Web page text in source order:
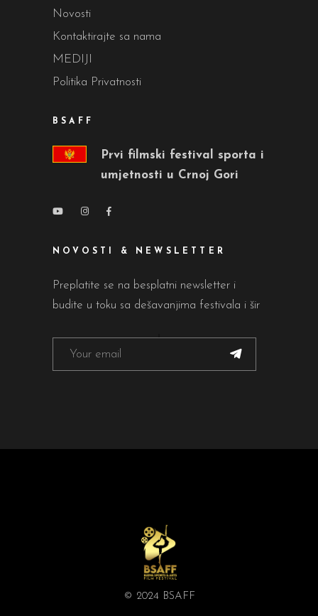
Novosti
Kontaktirajte sa nama
MEDIJI
Politika Privatnosti
BSAFF
Prvi filmski festival sporta i
umjetnosti u Crnoj Gori
NOVOSTI & NEWSLETTER
Preplatite se na besplatni newsletter i
budite u toku sa dešavanjima festivala i šir
© 2024 BSAFF